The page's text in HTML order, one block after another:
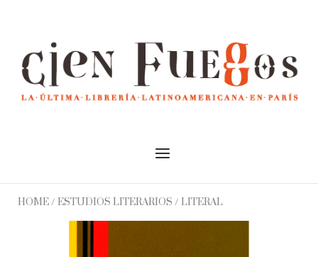
Menu
HOME/ ESTUDIOS LITERARIOS / LITERAL